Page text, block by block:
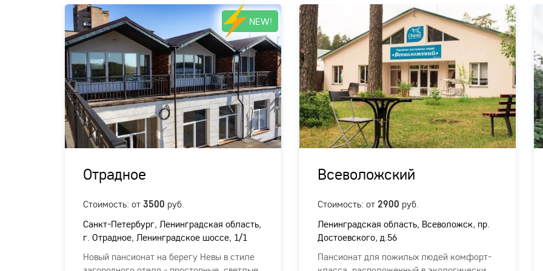
NEW!
Отрадное
Стоимость: от 3500 руб.
Санкт-Петербург, Ленинградская область,
г. Отрадное, Ленинградское шоссе, 1/1
Новый пансионат на берегу Невы в стиле
Всеволожский
Стоимость: от 2900 руб.
Ленинградская область, Всеволожск, пр.
Достоевского, д.56
Пансионат для пожилых людей комфорт-